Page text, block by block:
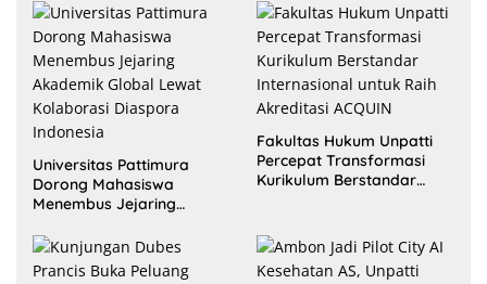
Universitas Pattimura
Dorong Mahasiswa
Menembus Jejaring
Kolaborasi Diaspora
Indonesia
Fakultas Hukum Unpatti
Percepat Transformasi
Kurikulum Berstandar